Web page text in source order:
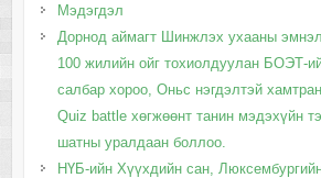
Мэдэгдэл
Дорнод аймагт Шинжлэх ухааны
100 жилийн ойг тохиолдуулан БОЭТ-
салбар хороо, Оньс нэгдэлтэй
Quiz battle хөгжөөнт танин мэдэхүйн
шатны уралдаан боллоо.
НҮБ-ийн Хүүхдийн сан,